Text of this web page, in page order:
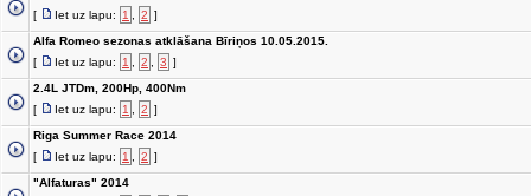
[
Iet uz lapu: 1 2 ]
Alfa Romeo sezonas atklāšana Bīriņos 10.05.2015.
[
Iet uz lapu: 1 2 3 ]
2.4L JTDm, 200Hp, 400Nm
[
Iet uz lapu: 1 2 ]
Riga Summer Race 2014
[
Iet uz lapu: 1 2 ]
"Alfaturas" 2014